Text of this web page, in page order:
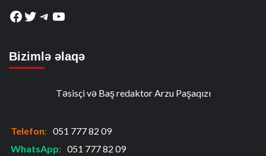
Facebook
Twitter
Telegram
YouTube
Bizimlə əlaqə
Təsisçi və Baş redaktor Arzu Paşaqızı
Telefon: 051 777 82 09
WhatsApp: 051 777 82 09